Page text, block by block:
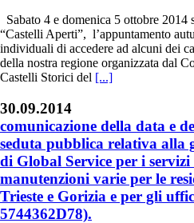
Sabato 4 e domenica 5 ottobre 2014
“Castelli Aperti”, l’appuntamento
individuali di accedere ad alcuni dei
della nostra regione organizzata dal
Castelli Storici del [...]
30.09.2014
comunicazione della data e
seduta pubblica relativa alla
di Global Service per i
manutenzioni varie per le
Trieste e Gorizia e per gli
5744362D78).